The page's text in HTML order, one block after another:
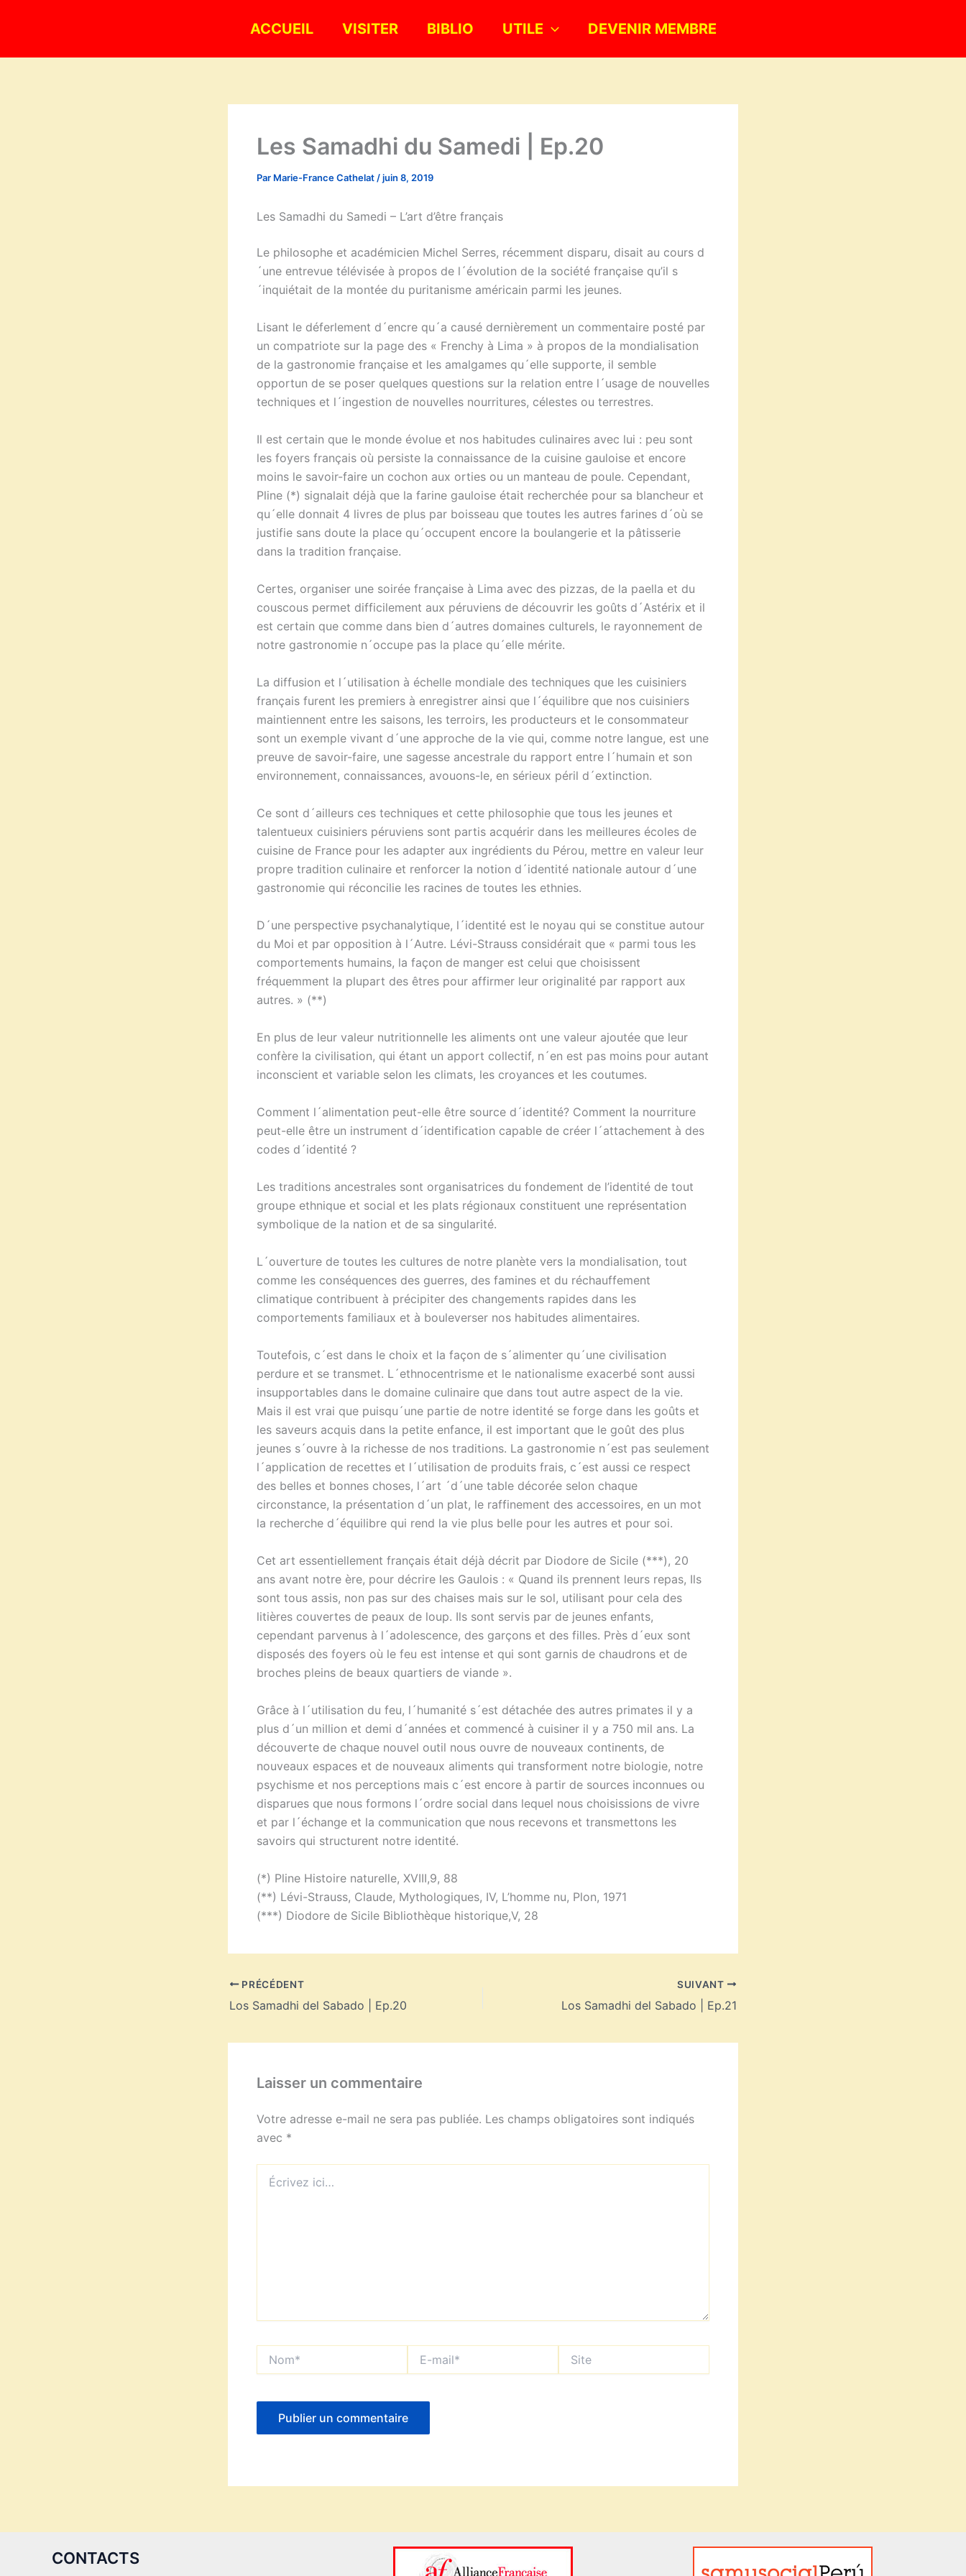
ACCUEIL VISITER BIBLIO UTILE DEVENIR MEMBRE
Les Samadhi du Samedi | Ep.20
Par Marie-France Cathelat /juin 8, 2019
Les Samadhi du Samedi – L’art d’être français
Le philosophe et académicien Michel Serres, récemment disparu, disait au cours d
´une entrevue télévisée à propos de l´évolution de la société française qu’il s
´inquiétait de la montée du puritanisme américain parmi les jeunes.
Lisant le déferlement d´encre qu´a causé dernièrement un commentaire posté par
un compatriote sur la page des « Frenchy à Lima » à propos de la mondialisation
de la gastronomie française et les amalgames qu´elle supporte, il semble
opportun de se poser quelques questions sur la relation entre l´usage de nouvelles
techniques et l´ingestion de nouvelles nourritures, célestes ou terrestres.
Il est certain que le monde évolue et nos habitudes culinaires avec lui : peu sont
les foyers français où persiste la connaissance de la cuisine gauloise et encore
moins le savoir-faire un cochon aux orties ou un manteau de poule. Cependant,
Pline (*) signalait déjà que la farine gauloise était recherchée pour sa blancheur et
qu´elle donnait 4 livres de plus par boisseau que toutes les autres farines d´où se
justifie sans doute la place qu´occupent encore la boulangerie et la pâtisserie
dans la tradition française.
Certes, organiser une soirée française à Lima avec des pizzas, de la paella et du
couscous permet difficilement aux péruviens de découvrir les goûts d´Astérix et il
est certain que comme dans bien d´autres domaines culturels, le rayonnement de
notre gastronomie n´occupe pas la place qu´elle mérite.
La diffusion et l´utilisation à échelle mondiale des techniques que les cuisiniers
français furent les premiers à enregistrer ainsi que l´équilibre que nos cuisiniers
maintiennent entre les saisons, les terroirs, les producteurs et le consommateur
sont un exemple vivant d´une approche de la vie qui, comme notre langue, est une
preuve de savoir-faire, une sagesse ancestrale du rapport entre l´humain et son
environnement, connaissances, avouons-le, en sérieux péril d´extinction.
Ce sont d´ailleurs ces techniques et cette philosophie que tous les jeunes et
talentueux cuisiniers péruviens sont partis acquérir dans les meilleures écoles de
cuisine de France pour les adapter aux ingrédients du Pérou, mettre en valeur leur
propre tradition culinaire et renforcer la notion d´identité nationale autour d´une
gastronomie qui réconcilie les racines de toutes les ethnies.
D´une perspective psychanalytique, l´identité est le noyau qui se constitue autour
du Moi et par opposition à l´Autre. Lévi-Strauss considérait que « parmi tous les
comportements humains, la façon de manger est celui que choisissent
fréquemment la plupart des êtres pour affirmer leur originalité par rapport aux
autres. » (**)
En plus de leur valeur nutritionnelle les aliments ont une valeur ajoutée que leur
confère la civilisation, qui étant un apport collectif, n´en est pas moins pour autant
inconscient et variable selon les climats, les croyances et les coutumes.
Comment l´alimentation peut-elle être source d´identité? Comment la nourriture
peut-elle être un instrument d´identification capable de créer l´attachement à des
codes d´identité ?
Les traditions ancestrales sont organisatrices du fondement de l’identité de tout
groupe ethnique et social et les plats régionaux constituent une représentation
symbolique de la nation et de sa singularité.
L´ouverture de toutes les cultures de notre planète vers la mondialisation, tout
comme les conséquences des guerres, des famines et du réchauffement
climatique contribuent à précipiter des changements rapides dans les
comportements familiaux et à bouleverser nos habitudes alimentaires.
Toutefois, c´est dans le choix et la façon de s´alimenter qu´une civilisation
perdure et se transmet. L´ethnocentrisme et le nationalisme exacerbé sont aussi
insupportables dans le domaine culinaire que dans tout autre aspect de la vie.
Mais il est vrai que puisqu´une partie de notre identité se forge dans les goûts et
les saveurs acquis dans la petite enfance, il est important que le goût des plus
jeunes s´ouvre à la richesse de nos traditions. La gastronomie n´est pas seulement
l´application de recettes et l´utilisation de produits frais, c´est aussi ce respect
des belles et bonnes choses, l´art ´d´une table décorée selon chaque
circonstance, la présentation d´un plat, le raffinement des accessoires, en un mot
la recherche d´équilibre qui rend la vie plus belle pour les autres et pour soi.
Cet art essentiellement français était déjà décrit par Diodore de Sicile (***), 20
ans avant notre ère, pour décrire les Gaulois : « Quand ils prennent leurs repas, Ils
sont tous assis, non pas sur des chaises mais sur le sol, utilisant pour cela des
litières couvertes de peaux de loup. Ils sont servis par de jeunes enfants,
cependant parvenus à l´adolescence, des garçons et des filles. Près d´eux sont
disposés des foyers où le feu est intense et qui sont garnis de chaudrons et de
broches pleins de beaux quartiers de viande ».
Grâce à l´utilisation du feu, l´humanité s´est détachée des autres primates il y a
plus d´un million et demi d´années et commencé à cuisiner il y a 750 mil ans. La
découverte de chaque nouvel outil nous ouvre de nouveaux continents, de
nouveaux espaces et de nouveaux aliments qui transforment notre biologie, notre
psychisme et nos perceptions mais c´est encore à partir de sources inconnues ou
disparues que nous formons l´ordre social dans lequel nous choisissions de vivre
et par l´échange et la communication que nous recevons et transmettons les
savoirs qui structurent notre identité.
(*) Pline Histoire naturelle, XVIII,9, 88
(**) Lévi-Strauss, Claude, Mythologiques, IV, L’homme nu, Plon, 1971
(***) Diodore de Sicile Bibliothèque historique,V, 28
PRÉCÉDENT
Los Samadhi del Sabado | Ep.20
SUIVANT
Los Samadhi del Sabado | Ep.21
Laisser un commentaire
Votre adresse e-mail ne sera pas publiée. Les champs obligatoires sont indiqués
avec *
ici…
mail*
CONTACTS